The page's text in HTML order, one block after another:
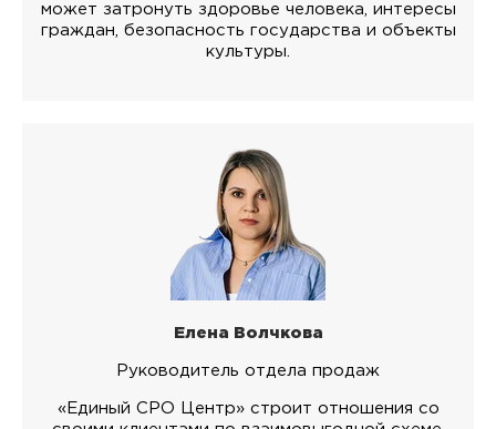
может затронуть здоровье человека, интересы
граждан, безопасность государства и объекты
культуры.
Елена Волчкова
Руководитель отдела продаж
«Единый СРО Центр» строит отношения со